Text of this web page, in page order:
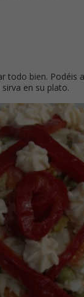
todo bien.
en su plato.